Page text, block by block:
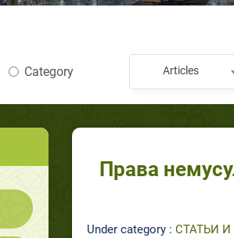
Category Articles
Права
Under category : СТАТЬИ